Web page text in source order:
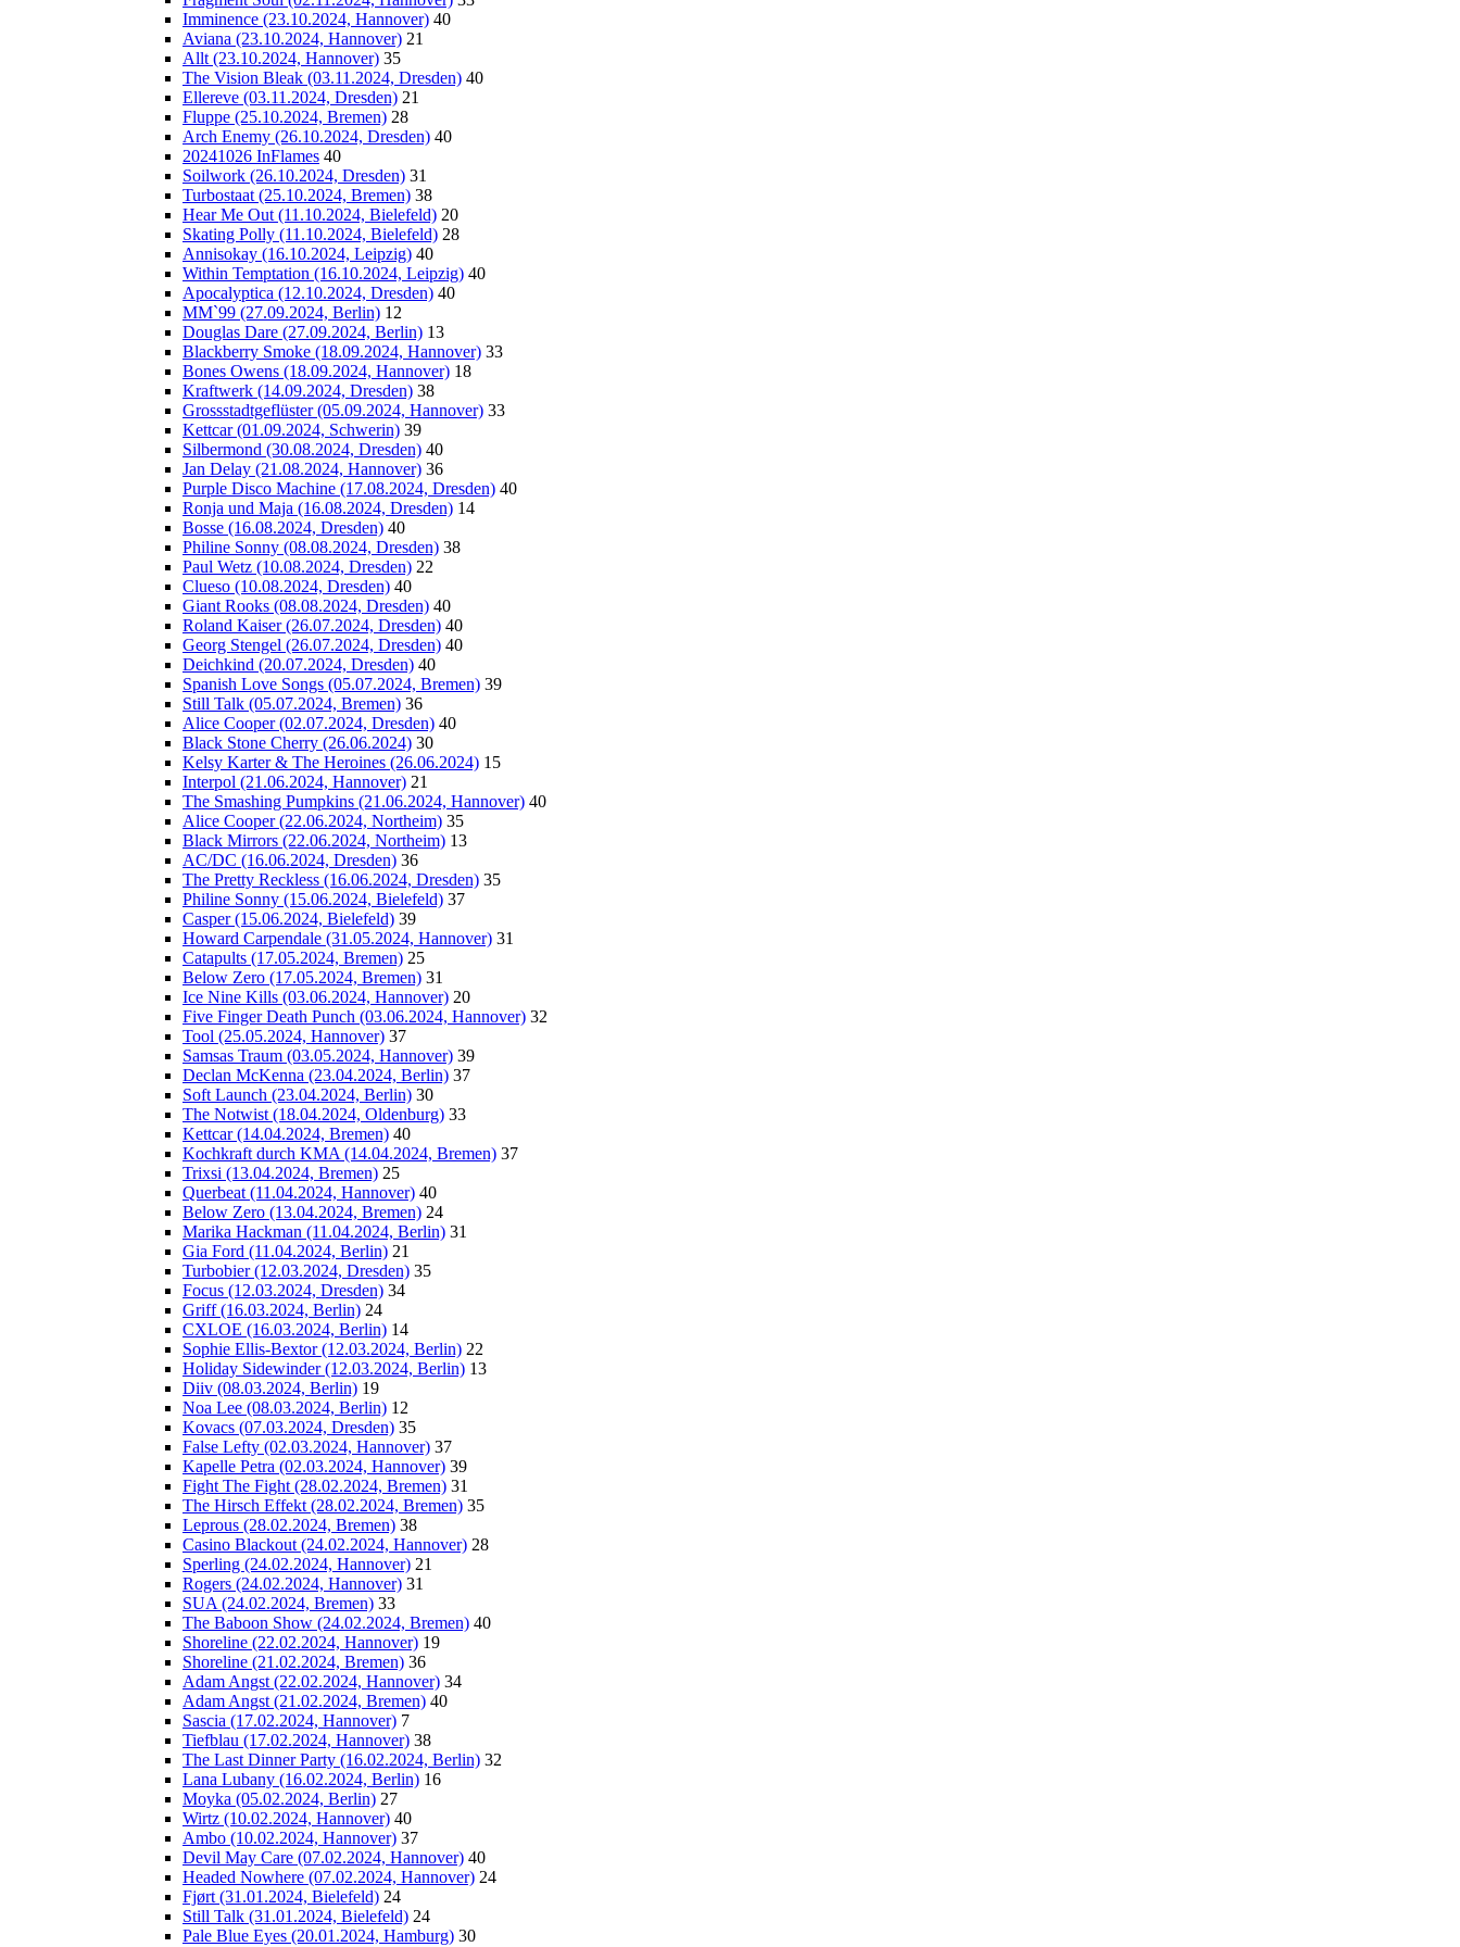
Imminence (23.10.2024, Hannover) 40
Aviana (23.10.2024, Hannover) 21
Allt (23.10.2024, Hannover) 35
The Vision Bleak (03.11.2024, Dresden) 40
Ellereve (03.11.2024, Dresden) 21
Fluppe (25.10.2024, Bremen) 28
Arch Enemy (26.10.2024, Dresden) 40
20241026 InFlames 40
Soilwork (26.10.2024, Dresden) 31
Turbostaat (25.10.2024, Bremen) 38
Hear Me Out (11.10.2024, Bielefeld) 20
Skating Polly (11.10.2024, Bielefeld) 28
Annisokay (16.10.2024, Leipzig) 40
Within Temptation (16.10.2024, Leipzig) 40
Apocalyptica (12.10.2024, Dresden) 40
MM`99 (27.09.2024, Berlin) 12
Douglas Dare (27.09.2024, Berlin) 13
Blackberry Smoke (18.09.2024, Hannover) 33
Bones Owens (18.09.2024, Hannover) 18
Kraftwerk (14.09.2024, Dresden) 38
Grossstadtgeflüster (05.09.2024, Hannover) 33
Kettcar (01.09.2024, Schwerin) 39
Silbermond (30.08.2024, Dresden) 40
Jan Delay (21.08.2024, Hannover) 36
Purple Disco Machine (17.08.2024, Dresden) 40
Ronja und Maja (16.08.2024, Dresden) 14
Bosse (16.08.2024, Dresden) 40
Philine Sonny (08.08.2024, Dresden) 38
Paul Wetz (10.08.2024, Dresden) 22
Clueso (10.08.2024, Dresden) 40
Giant Rooks (08.08.2024, Dresden) 40
Roland Kaiser (26.07.2024, Dresden) 40
Georg Stengel (26.07.2024, Dresden) 40
Deichkind (20.07.2024, Dresden) 40
Spanish Love Songs (05.07.2024, Bremen) 39
Still Talk (05.07.2024, Bremen) 36
Alice Cooper (02.07.2024, Dresden) 40
Black Stone Cherry (26.06.2024) 30
Kelsy Karter & The Heroines (26.06.2024) 15
Interpol (21.06.2024, Hannover) 21
The Smashing Pumpkins (21.06.2024, Hannover) 40
Alice Cooper (22.06.2024, Northeim) 35
Black Mirrors (22.06.2024, Northeim) 13
AC/DC (16.06.2024, Dresden) 36
The Pretty Reckless (16.06.2024, Dresden) 35
Philine Sonny (15.06.2024, Bielefeld) 37
Casper (15.06.2024, Bielefeld) 39
Howard Carpendale (31.05.2024, Hannover) 31
Catapults (17.05.2024, Bremen) 25
Below Zero (17.05.2024, Bremen) 31
Ice Nine Kills (03.06.2024, Hannover) 20
Five Finger Death Punch (03.06.2024, Hannover) 32
Tool (25.05.2024, Hannover) 37
Samsas Traum (03.05.2024, Hannover) 39
Declan McKenna (23.04.2024, Berlin) 37
Soft Launch (23.04.2024, Berlin) 30
The Notwist (18.04.2024, Oldenburg) 33
Kettcar (14.04.2024, Bremen) 40
Kochkraft durch KMA (14.04.2024, Bremen) 37
Trixsi (13.04.2024, Bremen) 25
Querbeat (11.04.2024, Hannover) 40
Below Zero (13.04.2024, Bremen) 24
Marika Hackman (11.04.2024, Berlin) 31
Gia Ford (11.04.2024, Berlin) 21
Turbobier (12.03.2024, Dresden) 35
Focus (12.03.2024, Dresden) 34
Griff (16.03.2024, Berlin) 24
CXLOE (16.03.2024, Berlin) 14
Sophie Ellis-Bextor (12.03.2024, Berlin) 22
Holiday Sidewinder (12.03.2024, Berlin) 13
Diiv (08.03.2024, Berlin) 19
Noa Lee (08.03.2024, Berlin) 12
Kovacs (07.03.2024, Dresden) 35
False Lefty (02.03.2024, Hannover) 37
Kapelle Petra (02.03.2024, Hannover) 39
Fight The Fight (28.02.2024, Bremen) 31
The Hirsch Effekt (28.02.2024, Bremen) 35
Leprous (28.02.2024, Bremen) 38
Casino Blackout (24.02.2024, Hannover) 28
Sperling (24.02.2024, Hannover) 21
Rogers (24.02.2024, Hannover) 31
SUA (24.02.2024, Bremen) 33
The Baboon Show (24.02.2024, Bremen) 40
Shoreline (22.02.2024, Hannover) 19
Shoreline (21.02.2024, Bremen) 36
Adam Angst (22.02.2024, Hannover) 34
Adam Angst (21.02.2024, Bremen) 40
Sascia (17.02.2024, Hannover) 7
Tiefblau (17.02.2024, Hannover) 38
The Last Dinner Party (16.02.2024, Berlin) 32
Lana Lubany (16.02.2024, Berlin) 16
Moyka (05.02.2024, Berlin) 27
Wirtz (10.02.2024, Hannover) 40
Ambo (10.02.2024, Hannover) 37
Devil May Care (07.02.2024, Hannover) 40
Headed Nowhere (07.02.2024, Hannover) 24
Fjørt (31.01.2024, Bielefeld) 24
Still Talk (31.01.2024, Bielefeld) 24
Pale Blue Eyes (20.01.2024, Hamburg) 30